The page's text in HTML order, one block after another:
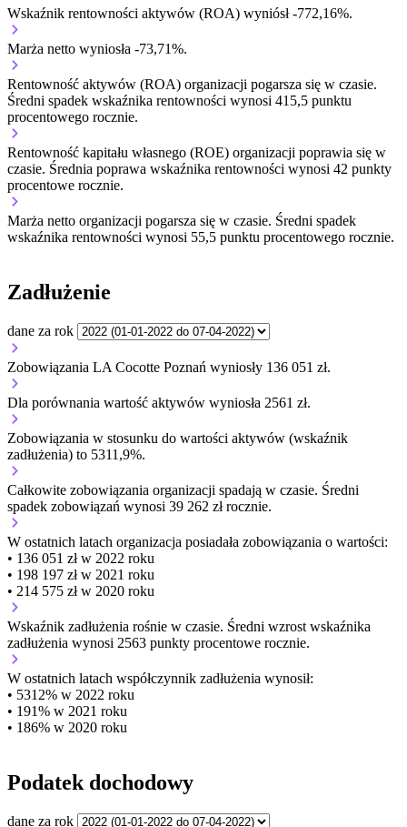
Wskaźnik rentowności aktywów (ROA) wyniósł -772,16%.
Marża netto wyniosła -73,71%.
Rentowność aktywów (ROA) organizacji pogarsza się w czasie.
Średni spadek wskaźnika rentowności wynosi 415,5 punktu
procentowego rocznie.
Rentowność kapitału własnego (ROE) organizacji poprawia się w
czasie. Średnia poprawa wskaźnika rentowności wynosi 42 punkty
procentowe rocznie.
Marża netto organizacji pogarsza się w czasie. Średni spadek
wskaźnika rentowności wynosi 55,5 punktu procentowego rocznie.
Zadłużenie
dane za rok
Zobowiązania LA Cocotte Poznań wyniosły 136 051 zł.
Dla porównania wartość aktywów wyniosła 2561 zł.
Zobowiązania w stosunku do wartości aktywów (wskaźnik
zadłużenia) to 5311,9%.
Całkowite zobowiązania organizacji spadają w czasie. Średni
spadek zobowiązań wynosi 39 262 zł rocznie.
W ostatnich latach organizacja posiadała zobowiązania o wartości:
• 136 051 zł w 2022 roku
• 198 197 zł w 2021 roku
• 214 575 zł w 2020 roku
Wskaźnik zadłużenia rośnie w czasie. Średni wzrost wskaźnika
zadłużenia wynosi 2563 punkty procentowe rocznie.
W ostatnich latach współczynnik zadłużenia wynosił:
• 5312% w 2022 roku
• 191% w 2021 roku
• 186% w 2020 roku
Podatek dochodowy
dane za rok